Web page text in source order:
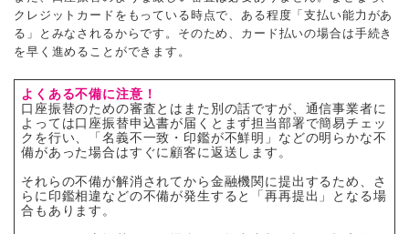
クレジットカードをもっている時点で、ある程度「支払い能力があ
る」とみなされるからです。そのため、カード払いの場合は手続き
を早く進めることができます。
よくある不備に注意！
口座振替のための審査とはまた別の話ですが、通信事業者に
よっては口座振替申込書が届くとまず担当部署で簡易チェッ
クを行い、「名義不一致・印鑑が不鮮明」などの明らかな不
備があった場合はすぐに顧客に返送します。
それらの不備が解消されてから金融機関に提出するため、さ
らに印鑑相違などの不備が発生すると「再再提出」となる場
合もあります。